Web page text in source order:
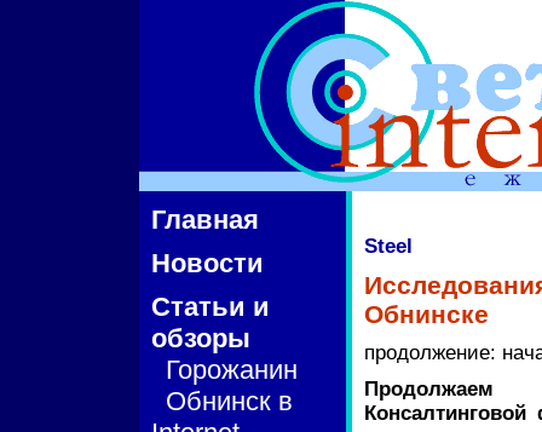
Главная
Новости
Статьи и
обзоры
Горожанин
Обнинск в
Steel
Обнинске
продолжение:
Продолжаем